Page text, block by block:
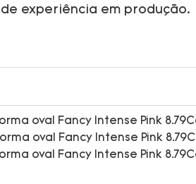
experiência em produção.